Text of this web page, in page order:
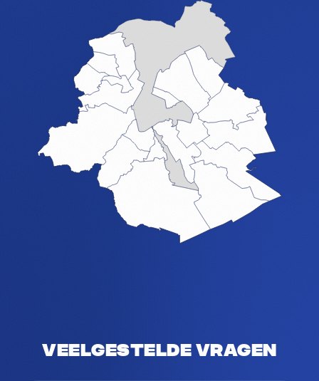
Veelgestelde vragen